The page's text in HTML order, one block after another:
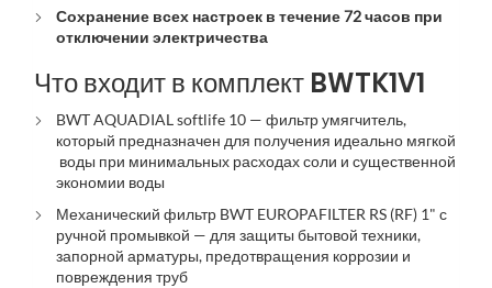
Сохранение всех настроек в течение 72 часов при
отключении электричества
Что входит в комплект BWTK1V1
BWT AQUADIAL softlife 10 — фильтр умягчитель,
который предназначен для получения идеально мягкой
воды при минимальных расходах соли и существенной
экономии воды
Механический фильтр BWT EUROPAFILTER RS (RF) 1" с
ручной промывкой — для защиты бытовой техники,
запорной арматуры, предотвращения коррозии и
повреждения труб